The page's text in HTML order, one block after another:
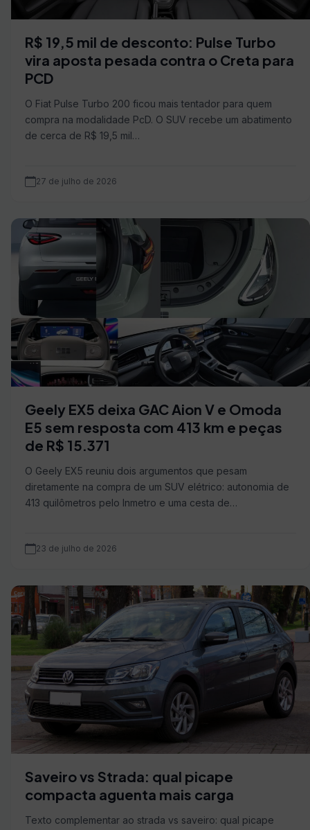
R$ 19,5 mil de desconto: Pulse Turbo
vira aposta pesada contra o Creta para
PCD
O Fiat Pulse Turbo 200 ficou mais tentador para quem
compra na modalidade PcD. O SUV recebe um abatimento
de cerca de R$ 19,5 mil…
27 de julho de 2026
Geely EX5 deixa GAC Aion V e Omoda
E5 sem resposta com 413 km e peças
de R$ 15.371
O Geely EX5 reuniu dois argumentos que pesam
diretamente na compra de um SUV elétrico: autonomia de
413 quilômetros pelo Inmetro e uma cesta de…
23 de julho de 2026
Saveiro vs Strada: qual picape
compacta aguenta mais carga
Texto complementar ao strada vs saveiro: qual picape